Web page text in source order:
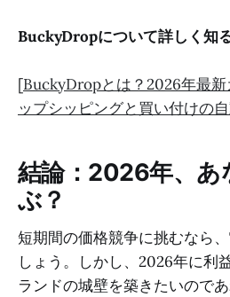
BuckyDropについて詳しく知
[BuckyDropとは？2026年最新
ップシッピングと買い付けの
結論：2026年、あ
ぶ？
短期間の価格競争に挑むなら
しょう。しかし、2026年に利
ランドの城壁を築きたいので